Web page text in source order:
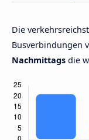
Die
Busverbindungen
Nachmittags die